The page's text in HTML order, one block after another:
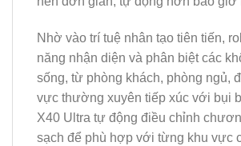
Nhờ vào trí tuệ nhân tạo tiên tiến,
năng nhận diện và phân biệt các
sống, từ phòng khách, phòng ngủ,
vực thường xuyên tiếp xúc với bụi
X40 Ultra tự động điều chỉnh
sạch để phù hợp với từng khu vực